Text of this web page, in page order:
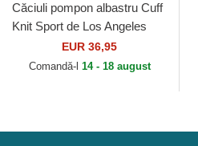
Căciuli pompon albastru Cuff
Knit Sport de Los Angeles
Dodgers MLB de New Era
EUR 36,95
Comandă-l 14 - 18 august